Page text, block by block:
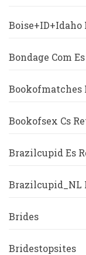
Bondage Com
Bookofmatches
Bookofsex Cs
Brazilcupid Es
Brazilcupid_NL
Brides
Bridestopsites